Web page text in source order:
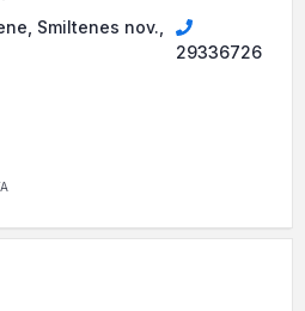
Smiltenes nov.,
29336726